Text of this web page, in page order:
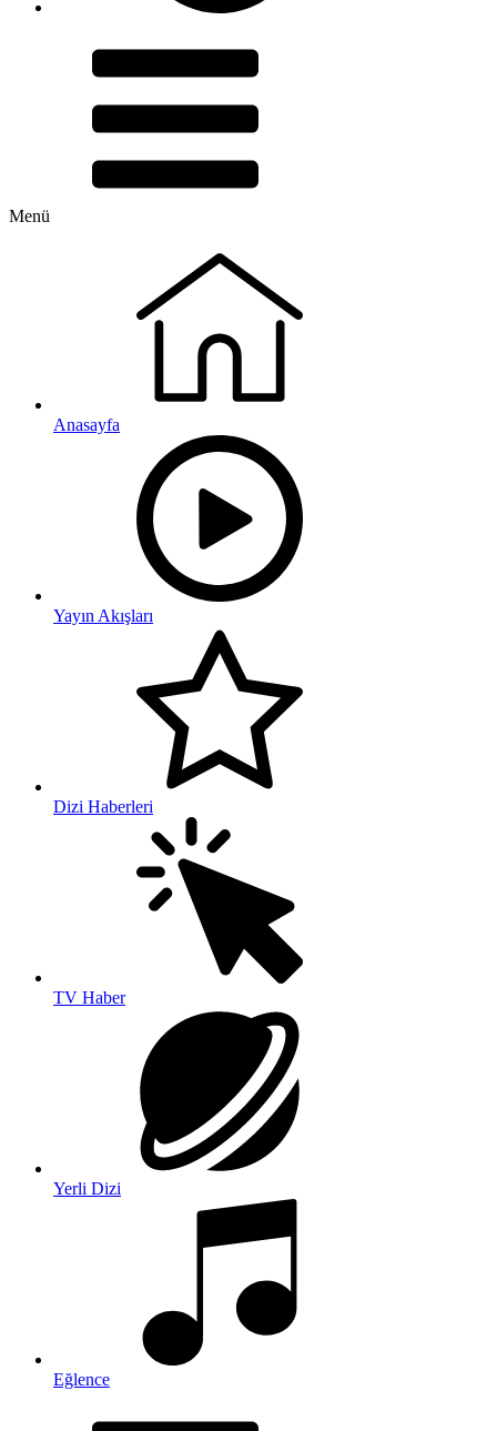
Menü
Anasayfa
Yayın Akışları
Dizi Haberleri
TV Haber
Yerli Dizi
Eğlence